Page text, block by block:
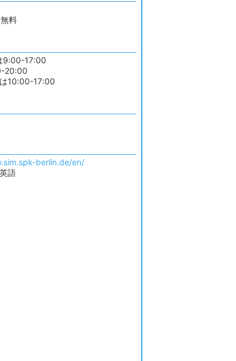
料
9:00-17:00
20:00
10:00-17:00
berlin.de/en/
語